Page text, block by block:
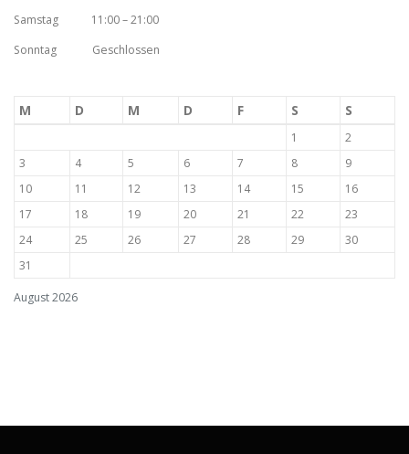
Samstag 11:00 – 21:00
Sonntag Geschlossen
August 2026
M D M D F S S
1
2
3
4 5 6 7 8
9
10
11 12 13 14 15
16
17
18 19 20 21 22
23
24
25 26 27 28 29
30
31